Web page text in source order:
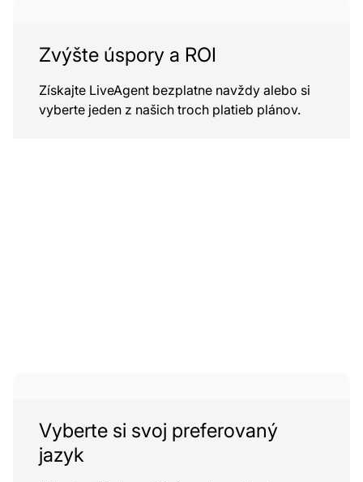
Zvýšte úspory a ROI
Získajte LiveAgent bezplatne navždy alebo si
vyberte jeden z našich troch platieb plánov.
Vyberte si svoj preferovaný
jazyk